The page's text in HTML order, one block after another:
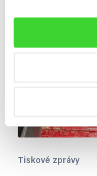
Tiskové zprávy